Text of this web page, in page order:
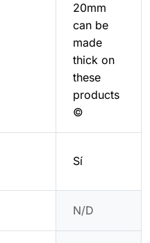
20mm
can be
made
thick on
these
products
©
Sí
N/D